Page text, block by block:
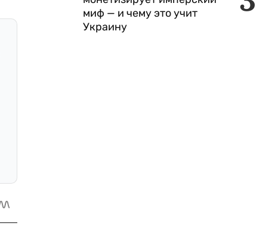
миф — и чему это учит
Украину